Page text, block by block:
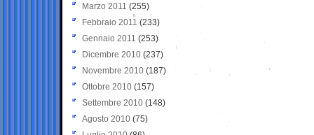
Marzo 2011 (255)
Febbraio 2011 (233)
Gennaio 2011 (253)
Dicembre 2010 (237)
Novembre 2010 (187)
Ottobre 2010 (157)
Settembre 2010 (148)
Agosto 2010 (75)